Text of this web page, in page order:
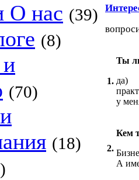
О нас (39)
(8)
(70)
(18)
1.
Ты
да)
у
2.
Кем
А